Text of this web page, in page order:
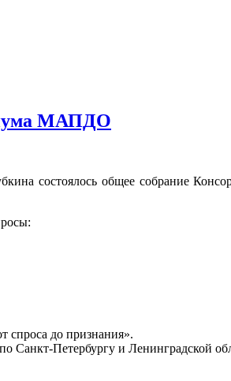
МАПДО
Губкина состоялось общее
до признания».
Санкт-Петербургу и Ленинградской